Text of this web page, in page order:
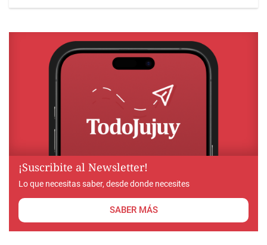
¡Suscribite al Newsletter!
Lo que necesitas saber, desde donde necesites
SABER MÁS